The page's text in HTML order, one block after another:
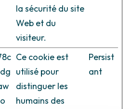
la sécurité du site
Web et du
visiteur.
Ce cookie est
utilisé pour
distinguer les
humains des
Persist
ant